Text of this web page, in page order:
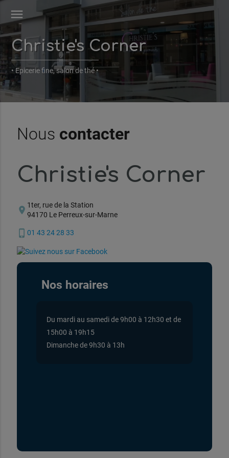
menu
Christie's Corner
• Epicerie fine, salon de thé •
Nous contacter
Christie's Corner
location_on 1ter, rue de la Station
94170 Le Perreux-sur-Marne
phone_iphone 01 43 24 28 33
Nos horaires
Du mardi au samedi de 9h00 à 12h30 et de
15h00 à 19h15
Dimanche de 9h30 à 13h